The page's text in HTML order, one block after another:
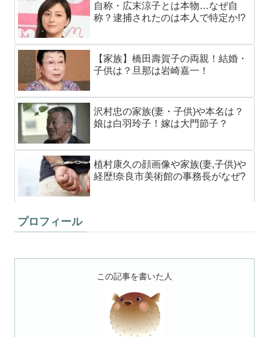
自称・広末涼子とは本物…なぜ自
称？逮捕されたのは本人で特定か!?
【家族】橋田壽賀子の両親！結婚・
子供は？旦那は岩崎嘉一！
沢村忠の家族(妻・子供)や本名は？
娘は白羽玲子！嫁は大門節子？
植村康久の顔画像や家族(妻,子供)や
経歴!奈良市美術館の事務長がなぜ?
プロフィール
この記事を書いた人